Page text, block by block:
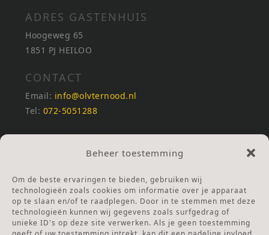
Beheer toestemming
Om de beste ervaringen te bieden, gebruiken wij
technologieën zoals cookies om informatie over je apparaat
op te slaan en/of te raadplegen. Door in te stemmen met deze
technologieën kunnen wij gegevens zoals surfgedrag of
unieke ID's op deze site verwerken. Als je geen toestemming
ADRES GASTENHUIS
Hoogeweg 65
1851 PJ HEILOO
CONTACT
Email: info@olvternood.nl
Tel: 072-5051288
REKENINGNUMMERS
NL25INGB0000672168
Ga naar Doneren
ANBI Stichting
RSIN nummer:002832987